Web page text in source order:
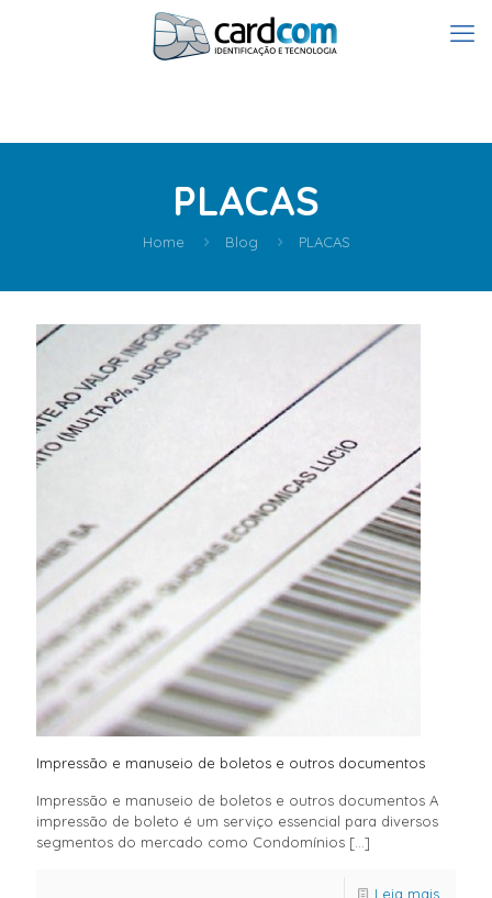
PLACAS
Home Blog PLACAS
Impressão e manuseio de boletos e outros documentos
Impressão e manuseio de boletos e outros documentos A
impressão de boleto é um serviço essencial para diversos
segmentos do mercado como Condomínios […]
Leia mais